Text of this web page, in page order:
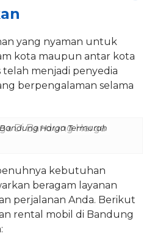
yang nyaman untuk
kota maupun antar kota
telah menjadi penyedia
berpengalaman selama
Harga Termurah
kebutuhan
beragam layanan
perjalanan Anda. Berikut
rental mobil di Bandung